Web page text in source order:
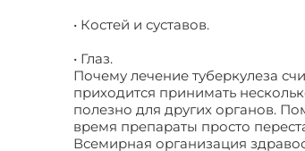
• Костей и суставов.
• Глаз.
Почему лечение туберкулеза
приходится принимать
полезно для других органов.
время препараты просто
Всемирная организация